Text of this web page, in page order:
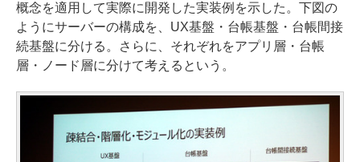
概念を適用して実際に開発した実装例を示した。下図の
ようにサーバーの構成を、UX基盤・台帳基盤・台帳間接
続基盤に分ける。さらに、それぞれをアプリ層・台帳
層・ノード層に分けて考えるという。